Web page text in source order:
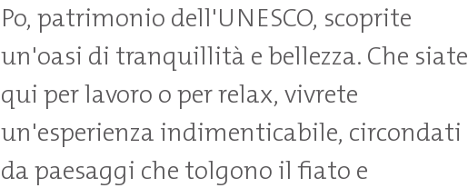
Po, patrimonio dell'UNESCO, scoprite
un'oasi di tranquillità e bellezza. Che siate
qui per lavoro o per relax, vivrete
un'esperienza indimenticabile, circondati
da paesaggi che tolgono il fiato e